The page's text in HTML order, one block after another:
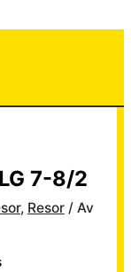
7-8/2
, Resor/ Av